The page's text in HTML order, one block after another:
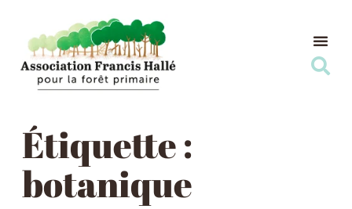
Étiquette :
botanique